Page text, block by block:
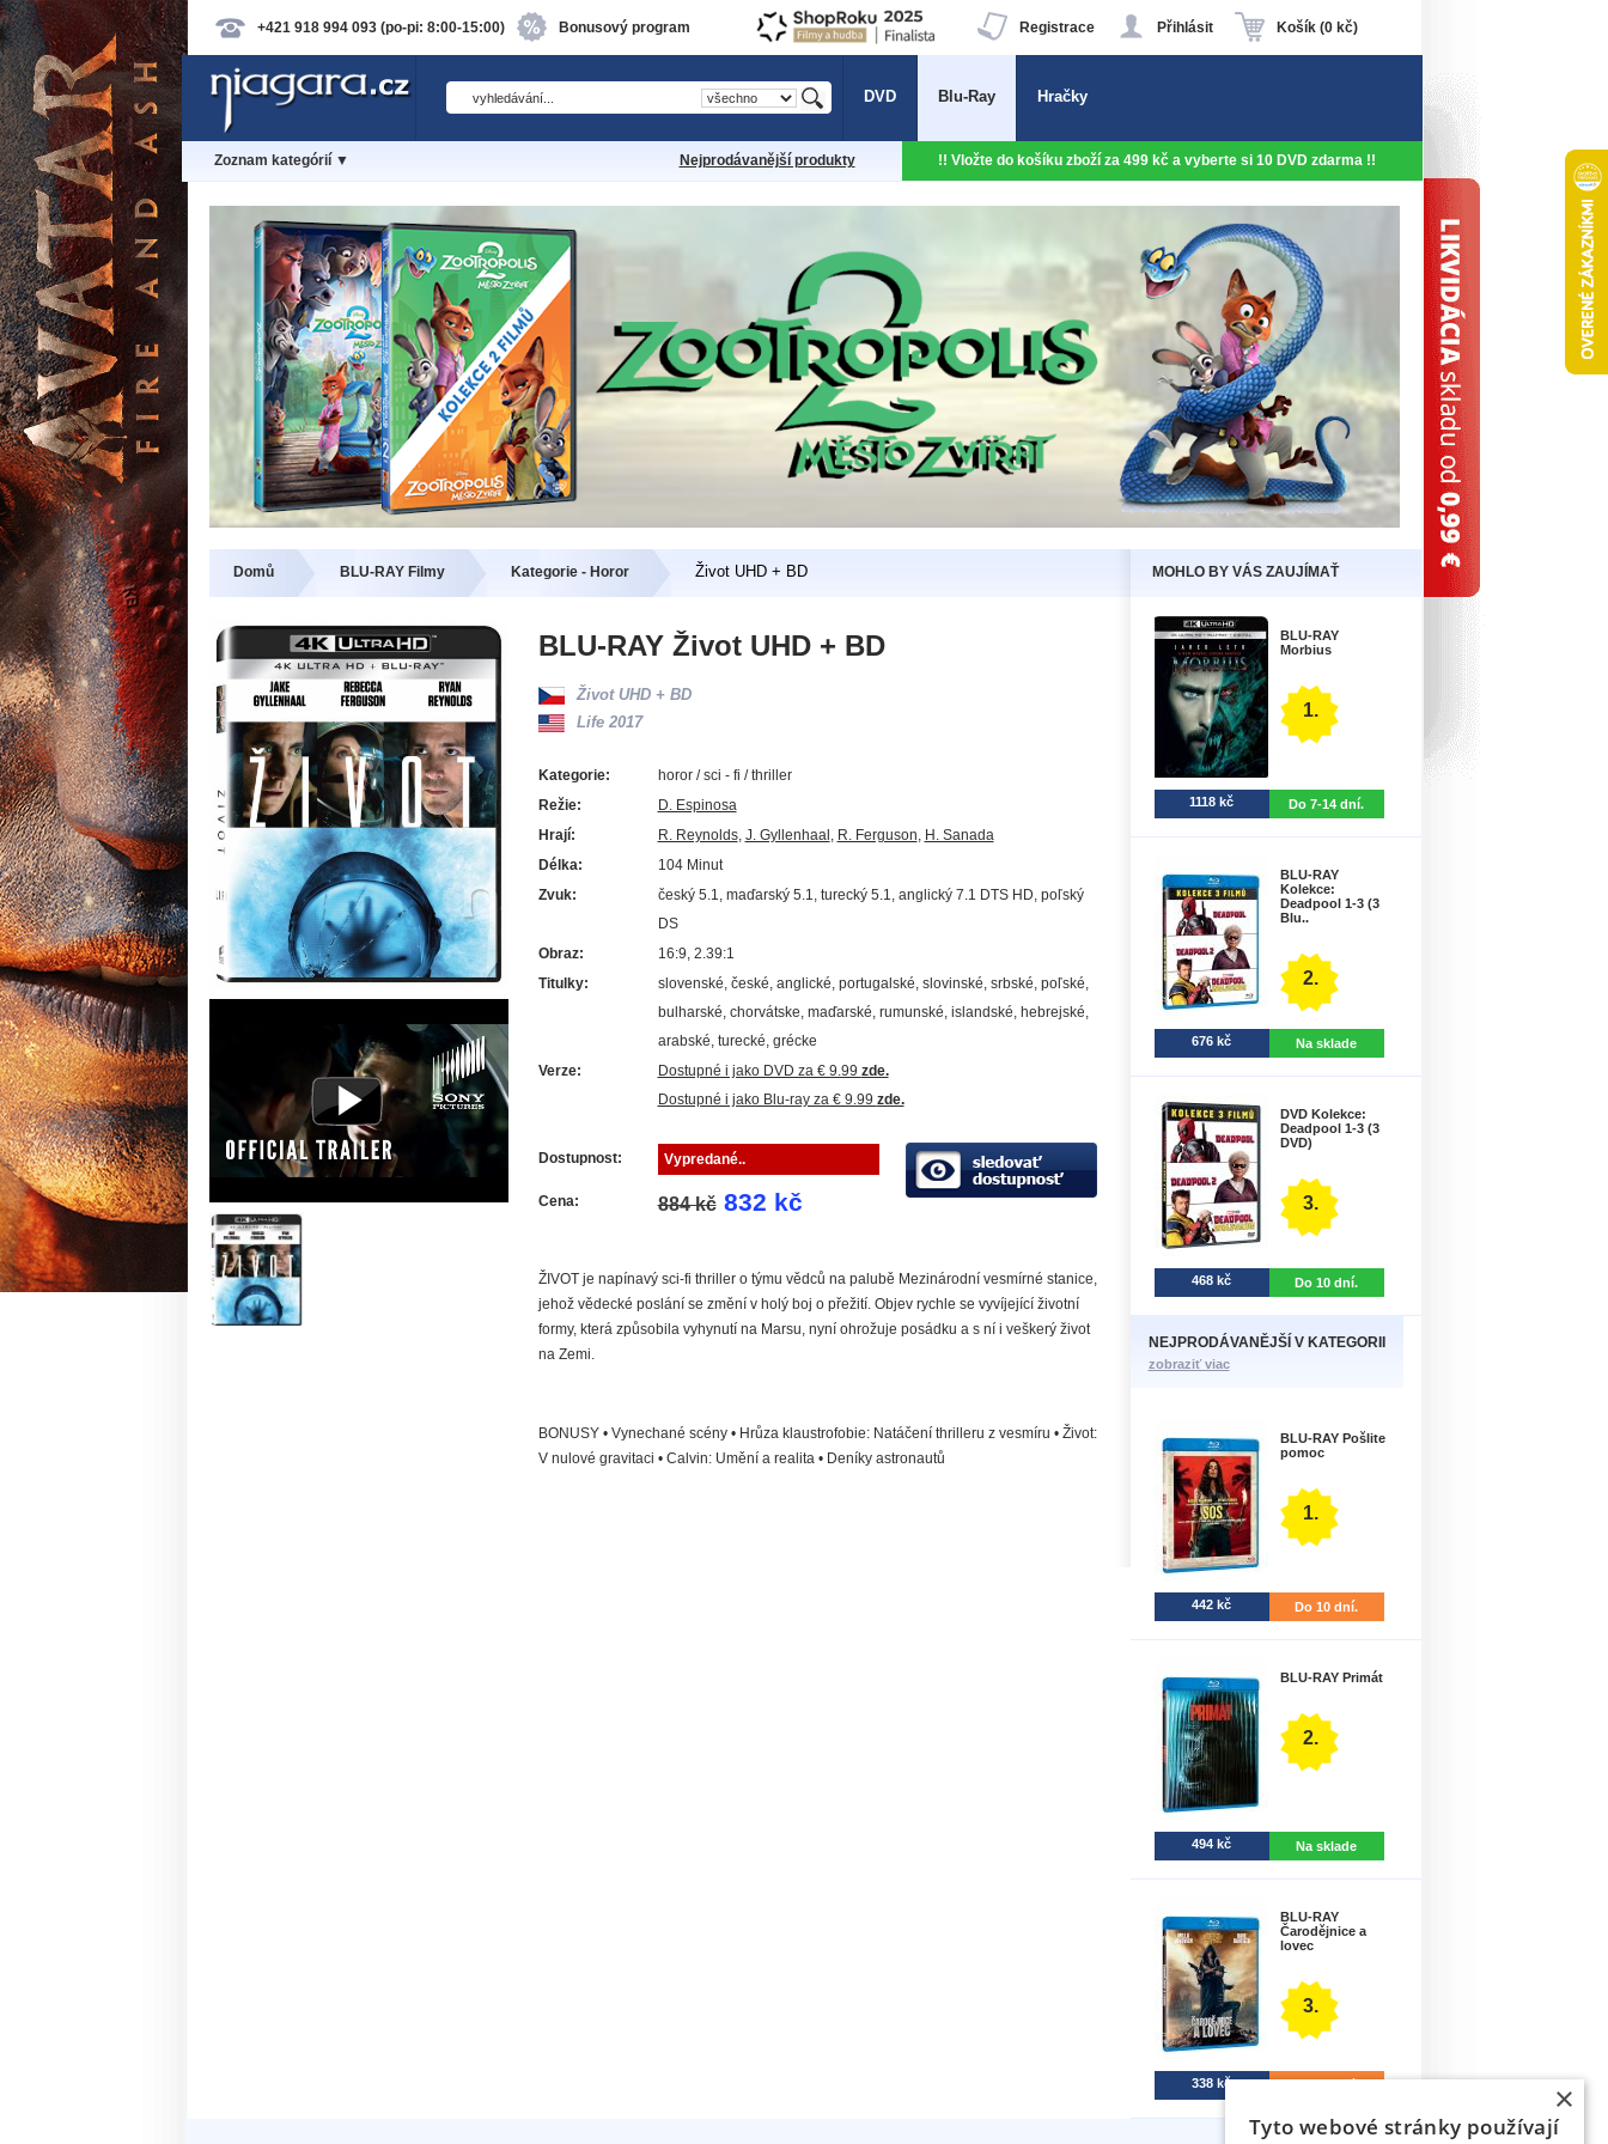
+421 918 994 093 (po-pi: 8:00-15:00) Bonusový program Košík (0 kč)
Přihlásit
Registrace
DVD Blu-Ray Hračky
Zoznam kategórií ▼ Nejprodávanější produkty !! Vložte do košíku zboží za 499 kč a vyberte si 10 DVD zdarma !!
Domů BLU-RAY Filmy Kategorie - Horor Život UHD + BD MOHLO BY VÁS ZAUJÍMAŤ
BLU-RAY Život UHD + BD
Život UHD + BD
Life 2017
Kategorie:
horor / sci - fi / thriller
Režie:
D. Espinosa
Hrají:
R. Reynolds, J. Gyllenhaal, R. Ferguson, H. Sanada
Délka:
104 Minut
Zvuk:
český 5.1, maďarský 5.1, turecký 5.1, anglický 7.1 DTS HD, poľský
DS
Obraz:
16:9, 2.39:1
Titulky:
slovenské, české, anglické, portugalské, slovinské, srbské, poľské,
bulharské, chorvátske, maďarské, rumunské, islandské, hebrejské,
arabské, turecké, grécke
Verze:
Dostupné i jako DVD za € 9.99 zde.
Dostupné i jako Blu-ray za € 9.99 zde.
Dostupnost: Vypredané..
Cena: 884 kč 832 kč
ŽIVOT je napínavý sci-fi thriller o týmu vědců na palubě Mezinárodní vesmírné stanice,
jehož vědecké poslání se změní v holý boj o přežití. Objev rychle se vyvíjející životní
formy, která způsobila vyhynutí na Marsu, nyní ohrožuje posádku a s ní i veškerý život
na Zemi.
BONUSY • Vynechané scény • Hrůza klaustrofobie: Natáčení thrilleru z vesmíru • Život:
V nulové gravitaci • Calvin: Umění a realita • Deníky astronautů
BLU-RAY
Morbius
1.
1118 kč Do 7-14 dní.
BLU-RAY
Kolekce:
Deadpool 1-3 (3
Blu..
2.
676 kč Na sklade
DVD Kolekce:
Deadpool 1-3 (3
DVD)
3.
468 kč Do 10 dní.
NEJPRODÁVANĚJŠÍ V KATEGORII
zobraziť viac
BLU-RAY Pošlite
pomoc
1.
442 kč Do 10 dní.
BLU-RAY Primát
2.
494 kč Na sklade
BLU-RAY
Čarodějnice a
lovec
3.
338 kč ×
Tyto webové stránky používají